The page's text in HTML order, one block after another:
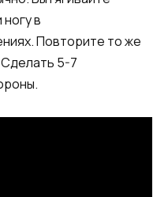
в
Повторите то же
5-7